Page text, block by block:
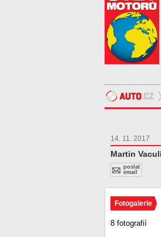
14. 11. 2017
Martin
poslat
email
Fotogalerie
8 fotografií